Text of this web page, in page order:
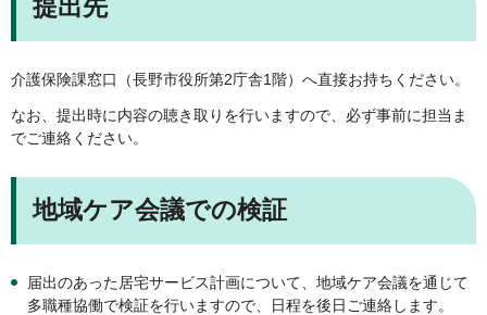
提出先
介護保険課窓口（長野市役所第2庁舎1階）へ直接お持ちください。
なお、提出時に内容の聴き取りを行いますので、必ず事前に担当ま
でご連絡ください。
地域ケア会議での検証
届出のあった居宅サービス計画について、地域ケア会議を通じて
多職種協働で検証を行いますので、日程を後日ご連絡します。